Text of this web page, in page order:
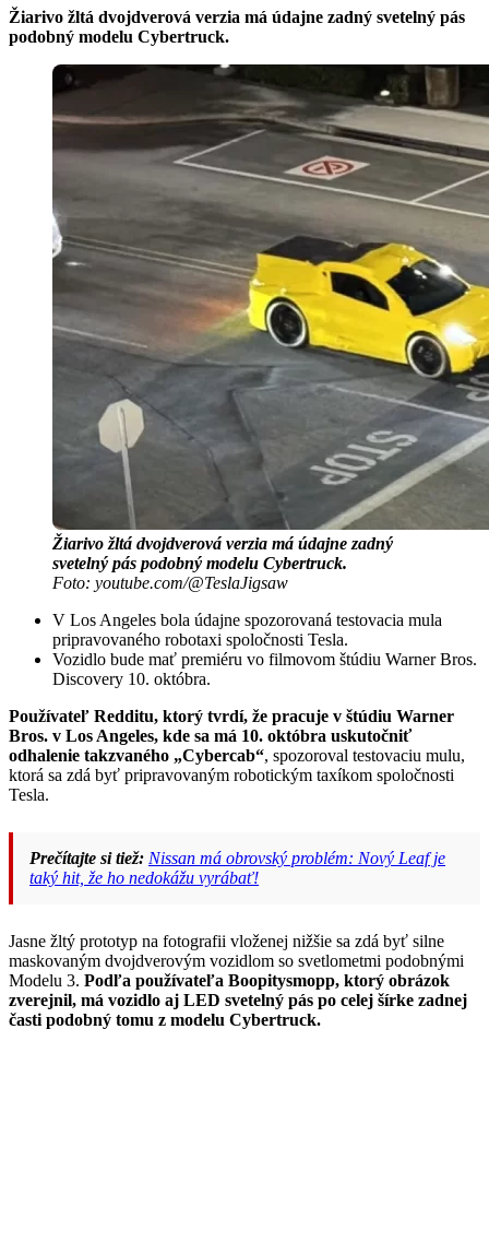
Žiarivo žltá dvojdverová verzia má údajne zadný svetelný pás
podobný modelu Cybertruck.
Žiarivo žltá dvojdverová verzia má údajne zadný
svetelný pás podobný modelu Cybertruck.
Foto: youtube.com/@TeslaJigsaw
V Los Angeles bola údajne spozorovaná testovacia mula
pripravovaného robotaxi spoločnosti Tesla.
Vozidlo bude mať premiéru vo filmovom štúdiu Warner Bros.
Discovery 10. októbra.
Používateľ Redditu, ktorý tvrdí, že pracuje v štúdiu Warner
Bros. v Los Angeles, kde sa má 10. októbra uskutočniť
odhalenie takzvaného „Cybercab“, spozoroval testovaciu mulu,
ktorá sa zdá byť pripravovaným robotickým taxíkom spoločnosti
Tesla.
Prečítajte si tiež: Nissan má obrovský problém: Nový Leaf je
taký hit, že ho nedokážu vyrábať!
Jasne žltý prototyp na fotografii vloženej nižšie sa zdá byť silne
maskovaným dvojdverovým vozidlom so svetlometmi podobnými
Modelu 3. Podľa používateľa Boopitysmopp, ktorý obrázok
zverejnil, má vozidlo aj LED svetelný pás po celej šírke zadnej
časti podobný tomu z modelu Cybertruck.